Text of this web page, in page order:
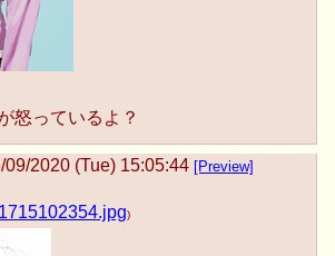
怒っているよ？
09/2020 (Tue) 15:05:44 [Preview]
)